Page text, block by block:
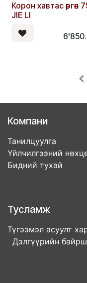
Корон хавтас өргөн
JIE LI
Компани
Танилцуулга
Үйлчилгээний
Бидний тухай
Тусламж
Түгээмэл асуулт
Дэлгүүрийн